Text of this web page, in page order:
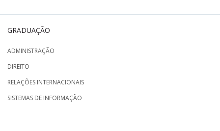
GRADUAÇÃO
ADMINISTRAÇÃO
DIREITO
RELAÇÕES INTERNACIONAIS
SISTEMAS DE INFORMAÇÃO